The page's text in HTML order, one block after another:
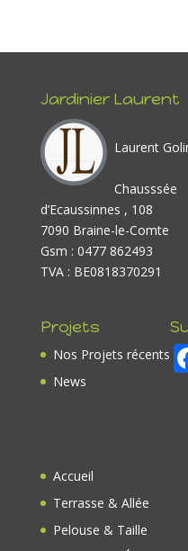
Jardinier Laurent
Laurent
Chausssée
d’Ecaussinnes , 108
7090 Braine-le-Comte
Gsm : 0477 862493
TVA : BE0818370291
Projets
Nos Projets récents
News
Accueil
Terrasse & Allée
Pelouse & Taille